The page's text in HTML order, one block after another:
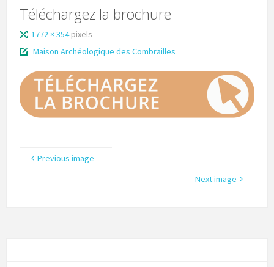
Téléchargez la brochure
1772 × 354pixels
Maison Archéologique des Combrailles
Previous image
Next image